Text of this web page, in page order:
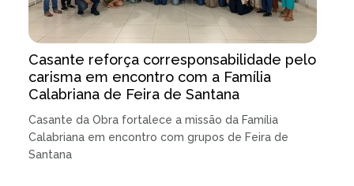
Casante reforça corresponsabilidade pelo
carisma em encontro com a Família
Calabriana de Feira de Santana
Casante da Obra fortalece a missão da Família
Calabriana em encontro com grupos de Feira de
Santana